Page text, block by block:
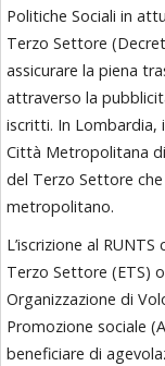
Politiche Sociali in
Terzo Settore
assicurare la piena
attraverso la
iscritti. In Lombardia,
Città Metropolitana
del Terzo Settore
metropolitano.
L’iscrizione al
Terzo Settore (ETS)
Organizzazione di
Promozione sociale
beneficiare di